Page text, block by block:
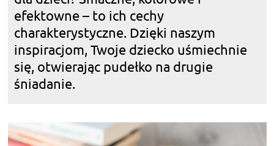
efektowne – to ich cechy
charakterystyczne. Dzięki naszym
inspiracjom, Twoje dziecko uśmiechnie
się, otwierając pudełko na drugie
śniadanie.